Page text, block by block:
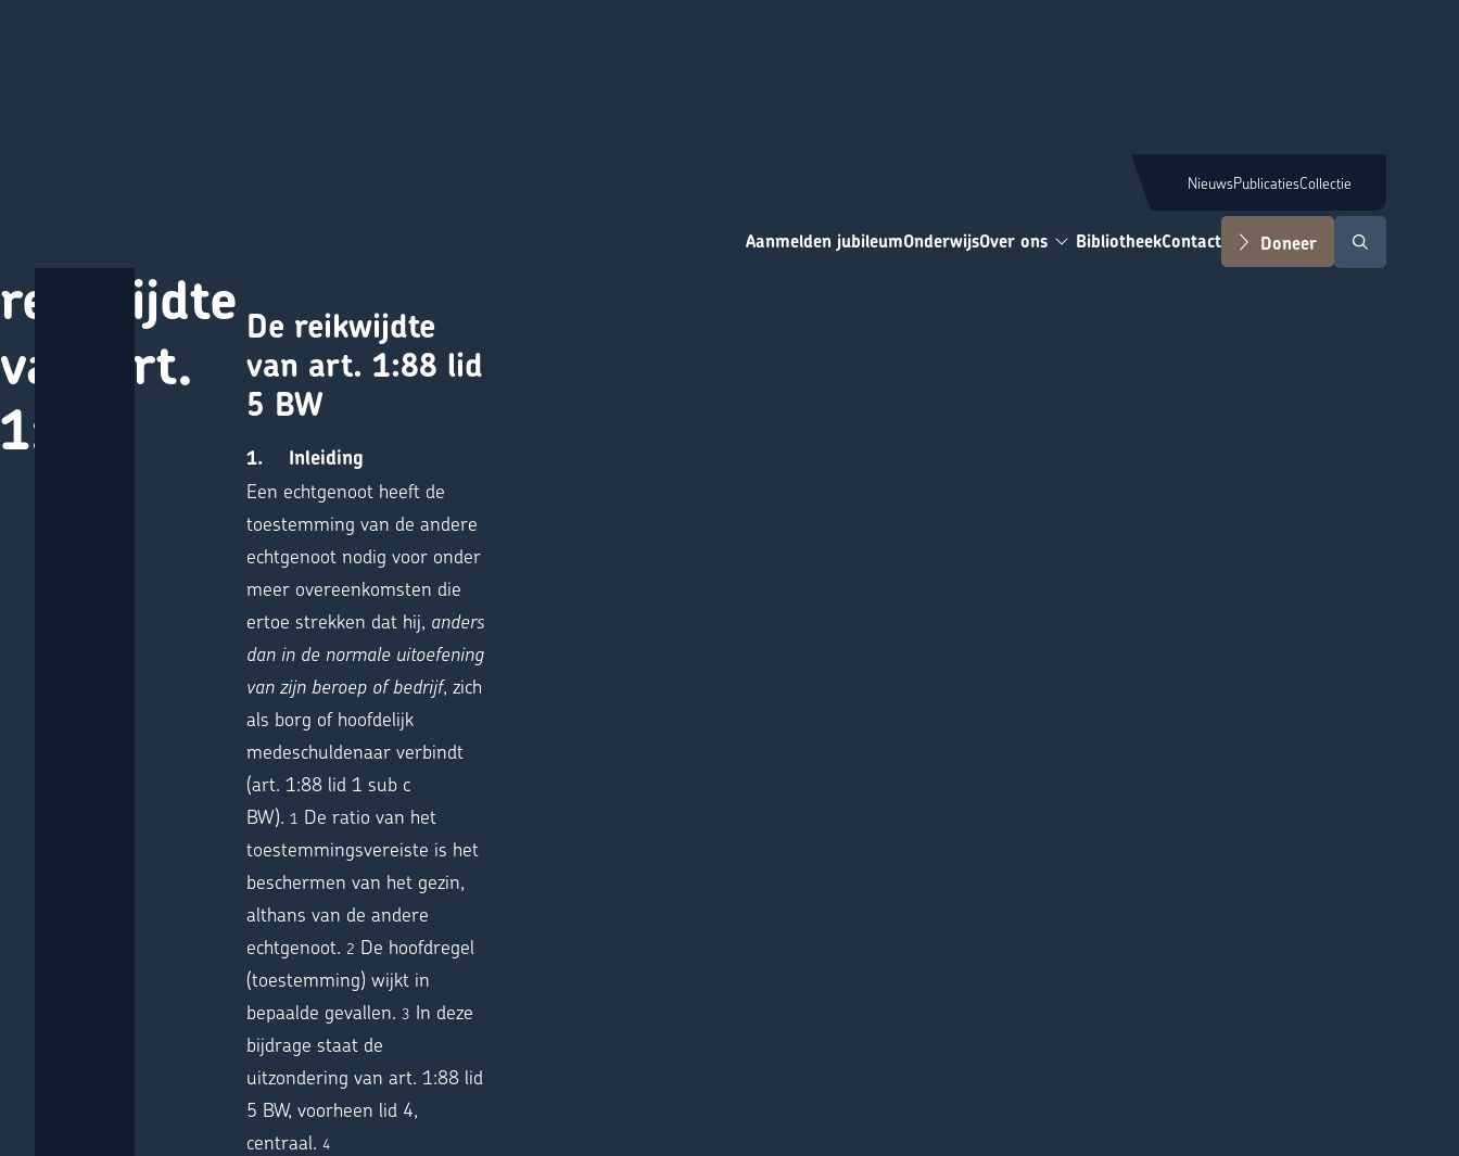
Aanmelden jubileumOnderwijsOver ons
Submenu:
BibliotheekContact Doneer Zoeken
NieuwsPublicatiesCollectie
reikwijdte
van art.
1:88
De reikwijdte
van art. 1:88 lid
5 BW
1. Inleiding
Een echtgenoot heeft de
toestemming van de andere
echtgenoot nodig voor onder
meer overeenkomsten die
ertoe strekken dat hij, anders
dan in de normale uitoefening
van zijn beroep of bedrijf, zich
als borg of hoofdelijk
medeschuldenaar verbindt
(art. 1:88 lid 1 sub c
BW). 1 De ratio van het
toestemmingsvereiste is het
beschermen van het gezin,
althans van de andere
echtgenoot. 2 De hoofdregel
(toestemming) wijkt in
bepaalde gevallen. 3 In deze
bijdrage staat de
uitzondering van art. 1:88 lid
5 BW, voorheen lid 4,
centraal. 4